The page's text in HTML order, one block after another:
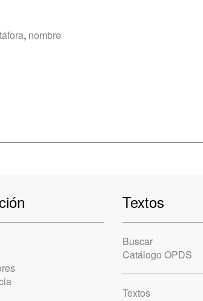
, nombre
Textos
Buscar
Catálogo OPDS
Textos